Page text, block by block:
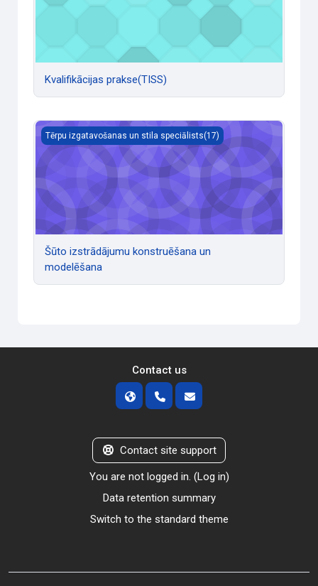
Kvalifikācijas prakse(TISS)
Šūto izstrādājumu konstruēšana un modelēšana
Tērpu izgatavošanas un stila speciālists(17)
Šūto izstrādājumu konstruēšana un
modelēšana
Contact us
Contact site support
You are not logged in. (Log in)
Data retention summary
Switch to the standard theme